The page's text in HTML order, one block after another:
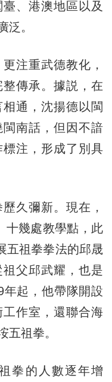
、港澳地區以及
泛。
注重武德教化，
傳承。據説，在
通，沈揚德以閩
南話，但因不諳
注，形成了別具
久彌新。現在，
十幾處教學點，此
五祖拳拳法的邱晟
父邱武耀，也是
起，他帶隊開設
作室，還聯合海
五祖拳。
的人數逐年增